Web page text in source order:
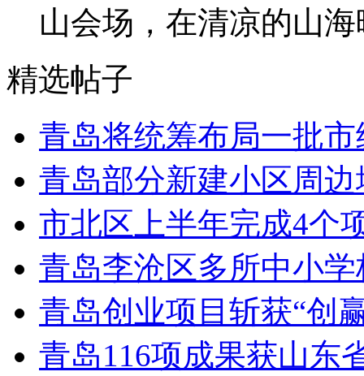
山会场，在清凉的山
精选帖子
青岛将统筹布局一批市
青岛部分新建小区周
市北区上半年完成4个
青岛李沧区多所中小
青岛创业项目斩获“创
青岛116项成果获山东